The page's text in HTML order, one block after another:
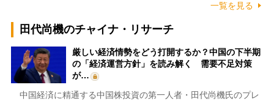
一覧を見る
田代尚機のチャイナ・リサーチ
厳しい経済情勢をどう打開するか？中国の下半期
の「経済運営方針」を読み解く 需要不足対策
が…
中国経済に精通する中国株投資の第一人者・田代尚機氏のプレ